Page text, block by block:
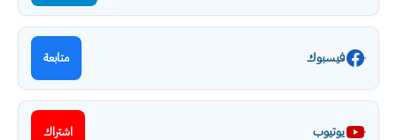
فيسبوك متابعة
يوتيوب اشتراك